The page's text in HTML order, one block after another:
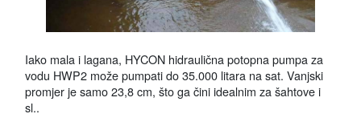
Iako mala i lagana, HYCON hidraulična potopna pumpa za
vodu HWP2 može pumpati do 35.000 litara na sat. Vanjski
promjer je samo 23,8 cm, što ga čini idealnim za šahtove i
sl..